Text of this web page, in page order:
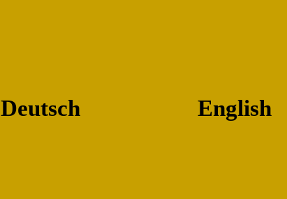
Deutsch English